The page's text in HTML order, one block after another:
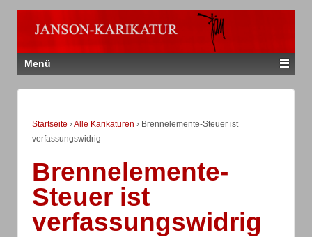
Menü
Startseite ›Alle Karikaturen › Brennelemente-Steuer ist
verfassungswidrig
Brennelemente-
Steuer ist
verfassungswidrig